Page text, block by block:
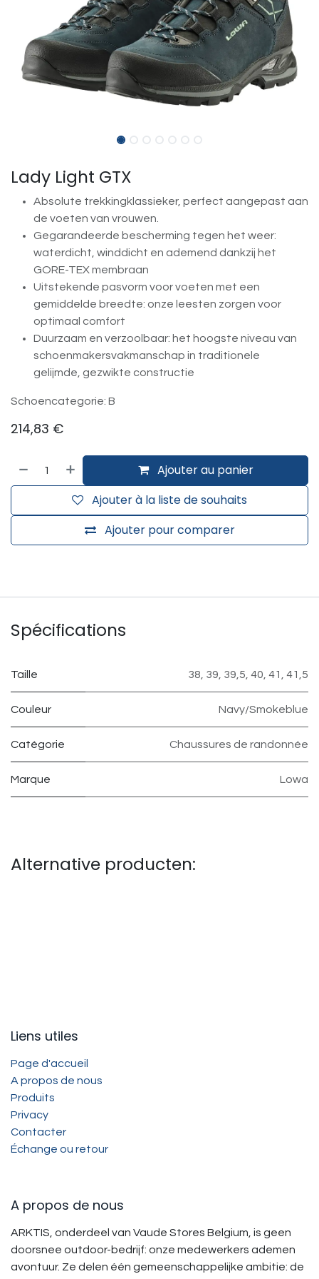
Lady Light GTX
Absolute trekkingklassieker, perfect aangepast aan
de voeten van vrouwen.
Gegarandeerde bescherming tegen het weer:
waterdicht, winddicht en ademend dankzij het
GORE-TEX membraan
Uitstekende pasvorm voor voeten met een
gemiddelde breedte: onze leesten zorgen voor
optimaal comfort
Duurzaam en verzoolbaar: het hoogste niveau van
schoenmakersvakmanschap in traditionele
gelijmde, gezwikte constructie
Schoencategorie: B
214,83 €
Ajouter au panier
Ajouter pour comparer
Ajouter à la liste de souhaits
Spécifications
Taille 38 39 39,5 40 41 41,5
Couleur Navy/Smokeblue
Catégorie Chaussures de randonnée
Marque Lowa
Alternative producten:
Liens utiles
Page d'accueil
A propos de nous
Produits
Privacy
Contacter
Échange ou retour
A propos de nous
ARKTIS, onderdeel van Vaude Stores Belgium, is geen
doorsnee outdoor-bedrijf: onze medewerkers ademen
avontuur. Ze delen één gemeenschappelijke ambitie: de